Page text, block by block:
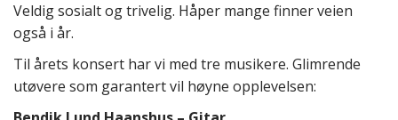
Veldig sosialt og trivelig. Håper mange finner veien
også i år.
Til årets konsert har vi med tre musikere. Glimrende
utøvere som garantert vil høyne opplevelsen: